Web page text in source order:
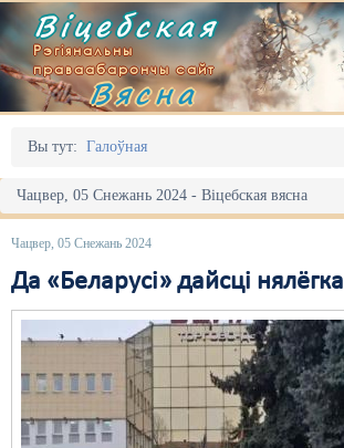
Віцебская
Рэгіянальны
праваабарончы сайт
Вясна
Вы тут: Галоўная
Чацвер, 05 Снежань 2024 - Віцебская вясна
Чацвер, 05 Снежань 2024
Да «Беларусі» дайсці нялёгка
Галоўная
Адміністрацыйны перасьлед
Акцыі
Выбары
Грамадзянскія ініцыятывы
Дыскрымінацыя
Выданьні
Відэа
Пра нас
RSS